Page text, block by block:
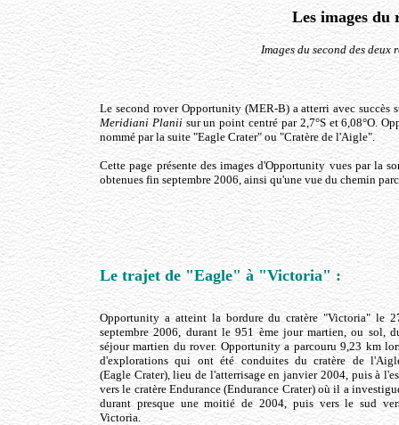
Les images
Images du second des
Le second rover Opportunity (MER-B) a atterri avec succès
Meridiani Planiisur un point centré par 2,7°S et 6,08°O.
nommé par la suite "Eagle Crater" ou "Cratère de l'Aigle".
Cette page présente des images d'Opportunity vues par la
obtenues fin septembre 2006, ainsi qu'une vue du chemin
Le trajet de "Eagle" à "Victoria" :
Opportunity a atteint la bordure du cratère "Victoria" le
septembre 2006, durant le 951 ème jour martien, ou sol,
séjour martien du rover. Opportunity a parcouru 9,23 km
d'explorations qui ont été conduites du cratère de
(Eagle Crater), lieu de l'atterrisage en janvier 2004, puis à
vers le cratère Endurance (Endurance Crater) où il a
durant presque une moitié de 2004, puis vers le sud
Victoria.